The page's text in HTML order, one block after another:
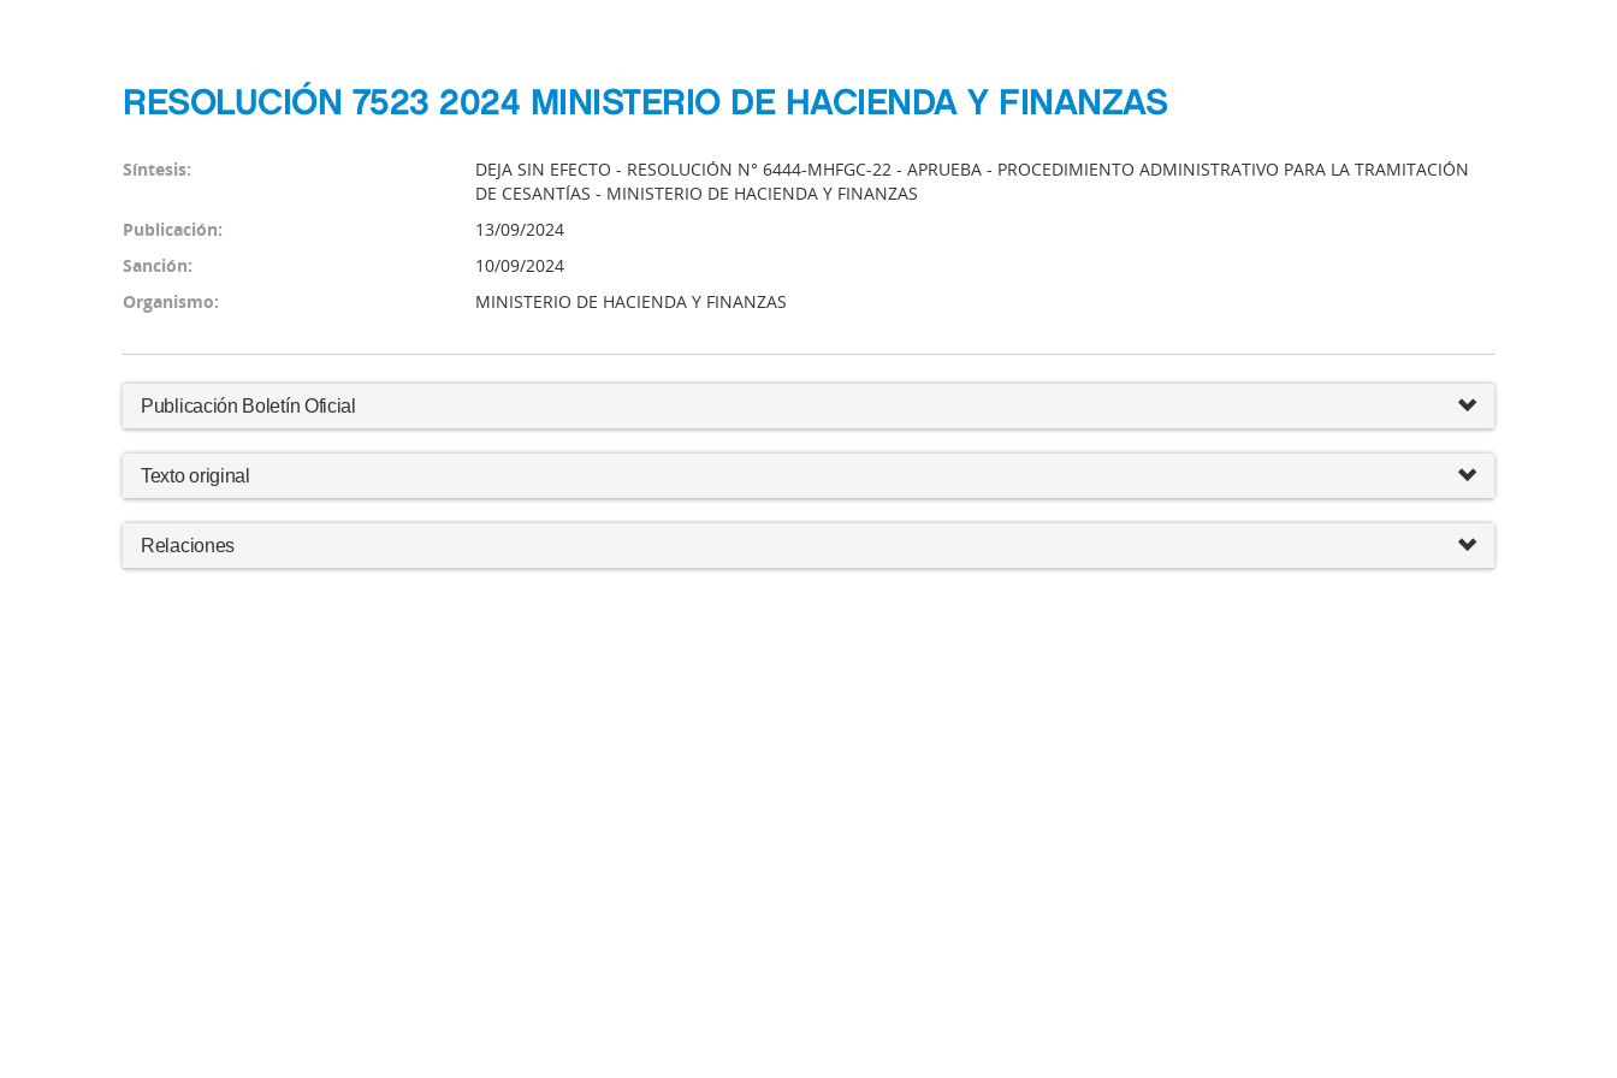
RESOLUCIÓN 7523 2024 MINISTERIO DE HACIENDA Y FINANZAS
Síntesis:
DEJA SIN EFECTO - RESOLUCIÓN N° 6444-MHFGC-22 - APRUEBA - PROCEDIMIENTO ADMINISTRATIVO PARA LA TRAMITACIÓN
DE CESANTÍAS - MINISTERIO DE HACIENDA Y FINANZAS
Publicación:
13/09/2024
Sanción:
10/09/2024
Organismo:
MINISTERIO DE HACIENDA Y FINANZAS
Publicación Boletín Oficial
Texto original
Relaciones